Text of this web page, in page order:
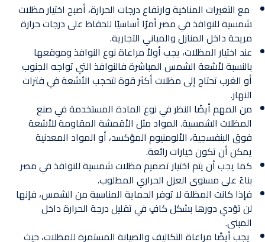
مع التغيرات المناخية وارتفاع درجات الحرارة، أصبح اختيار مظلات
شمسية للنوافذ في مصر أمرًا أساسيًا للحفاظ على درجات حرارة
مريحة داخل المنازل والمباني التجارية.
عند اختيار المظلات، يجب أولاً مراعاة نوع النوافذ وموقعها
بالنسبة لأشعة الشمس المباشرة فالنوافذ التي تواجه الجنوب
أو الغرب تحتاج إلى مظلات أكثر قوة لتحجب الأشعة في فترات
النهار.
من المهم أيضًا النظر في نوع المادة المستخدمة في صنع
المظلات الشمسية. المواد مثل الأقمشة المقاومة للأشعة
فوق البنفسجية، الألومنيوم المؤكسد، أو المواد المعدنية
يمكن أن تكون خيارات رائعة.
كما يجب أن يتم اختيار تصميم مظلات شمسية للنوافذ في مصر
بناءً على مستوى العزل الحراري المطلوب.
فإذا كانت المظلة لا توفر الحماية المناسبة من الشمس، فإنها
لن تؤدي دورها بشكل كافٍ في تقليل درجة الحرارة داخل
المبنى.
يجب أيضًا مراعاة التكاليف والصيانة المستمرة للمظلات، حيث